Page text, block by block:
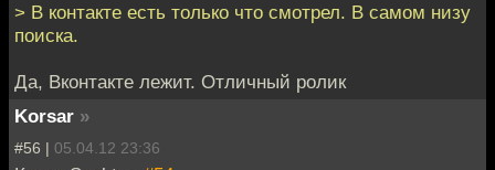
> В контакте есть только что смотрел. В самом низу
поиска.
Да, Вконтакте лежит. Отличный ролик
Korsar »
#56 | 05.04.12 23:36